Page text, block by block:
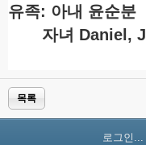
유족: 아내 윤순분
자녀 Daniel,
목록
로그인...